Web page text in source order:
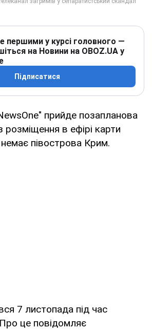
першими у курсі головного —
на Новини на OBOZ.UA у
Підписатися
прийде позапланова
розміщення в ефірі карти
немає півострова Крим.
7 листопада під час
це повідомляє